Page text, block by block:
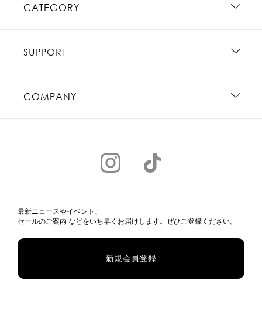
CATEGORY
SUPPORT
COMPANY
最新ニュースやイベント、
セールのご案内 などをいち早くお届けします。ぜひご登録ください。
新規会員登録